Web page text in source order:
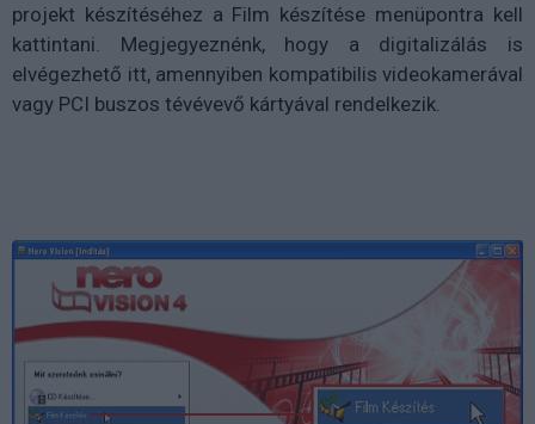
projekt készítéséhez a Film készítése menüpontra kell
kattintani. Megjegyeznénk, hogy a digitalizálás is
elvégezhető itt, amennyiben kompatibilis videokamerával
vagy PCI buszos tévévevő kártyával rendelkezik.